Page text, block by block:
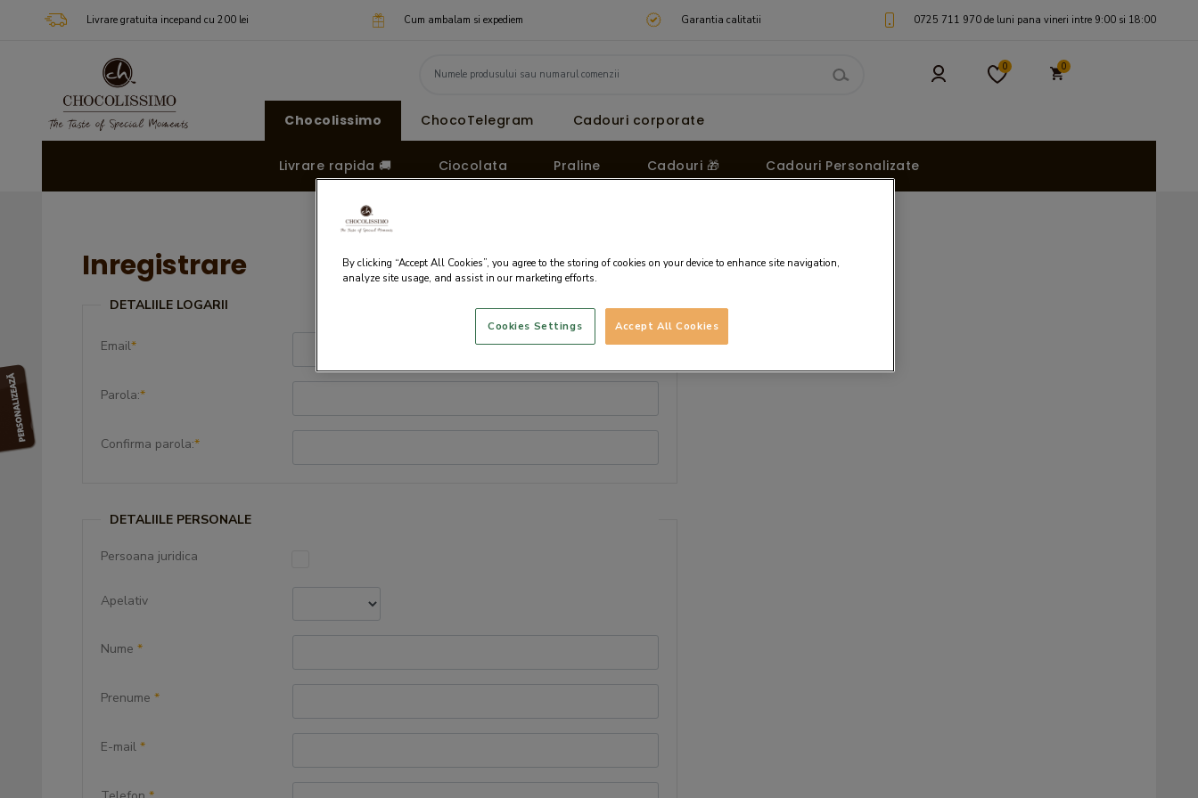
Livrare gratuita incepand cu 200 lei Cum ambalam si expediem Garantia calitatii 0725 711 970 de luni pana vineri intre 9:00 si 18:00
0 0
Chocolissimo ChocoTelegram Cadouri corporate
Livrare rapida 🚚 Ciocolata Praline Cadouri 🎁 Cadouri Personalizate
Inregistrare
DETALIILE LOGARII
Email*
Parola:*
Confirma parola:*
DETALIILE PERSONALE
Persoana juridica
Apelativ
Nume *
Prenume *
E-mail *
By clicking “Accept All Cookies”, you agree to the storing of cookies on your device to enhance site navigation,
analyze site usage, and assist in our marketing efforts.
Accept All Cookies
Cookies Settings